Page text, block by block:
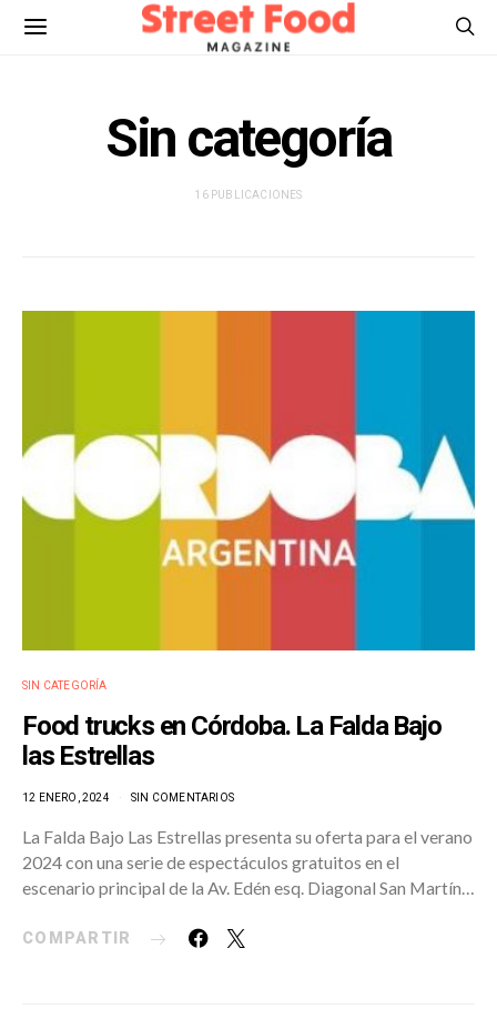
Sin categoría
16 PUBLICACIONES
SIN CATEGORÍA
Food trucks en Córdoba. La Falda Bajo
las Estrellas
12 ENERO, 2024 SIN COMENTARIOS
La Falda Bajo Las Estrellas presenta su oferta para el verano
2024 con una serie de espectáculos gratuitos en el
escenario principal de la Av. Edén esq. Diagonal San Martín…
COMPARTIR